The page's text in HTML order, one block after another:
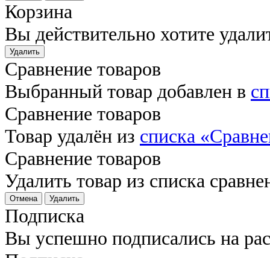
Корзина
Вы действительно хотите
Удалить
Сравнение товаров
Выбранный товар добавлен в
Сравнение товаров
Товар удалён из списка
Сравнение товаров
Удалить товар из списка
Отмена Удалить
Подписка
Вы успешно подписались на